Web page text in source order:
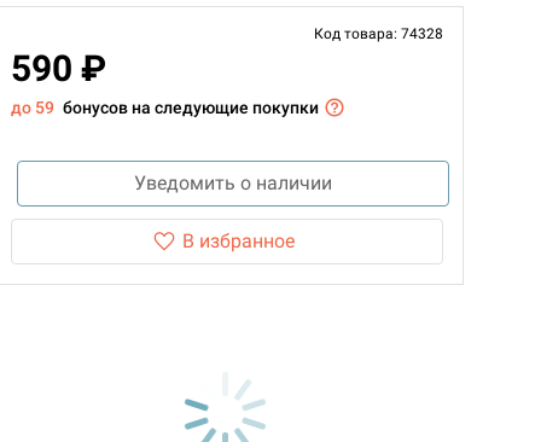
Код товара: 74328
590 ₽
до 59 бонусов на следующие покупки
Уведомить о наличии
В избранное